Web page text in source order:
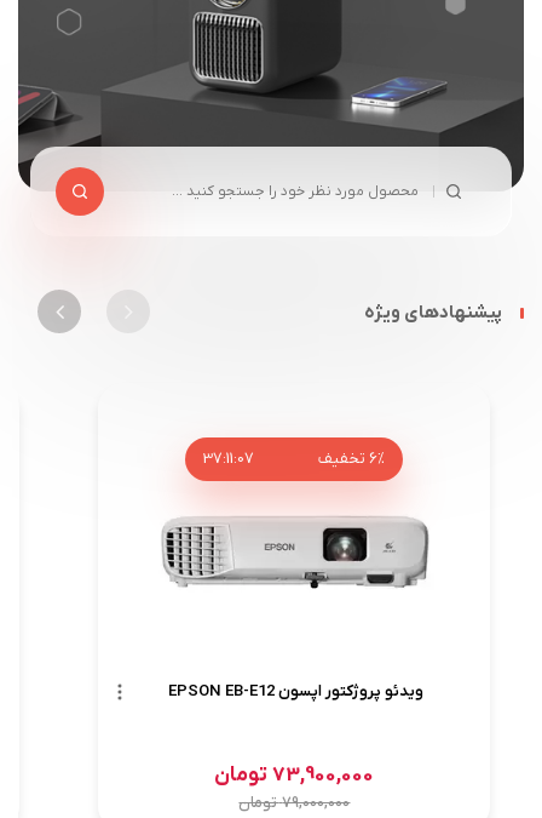
پیشنهادهای ویژه
تخفیف 6%
37:11:06
ویدئو پروژکتور اپسون EPSON EB-E12
73,900,000 تومان
79,000,000تومان